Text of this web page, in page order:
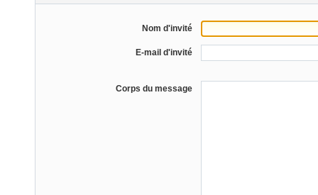
Nom d'invité
E-mail d'invité
Corps du message